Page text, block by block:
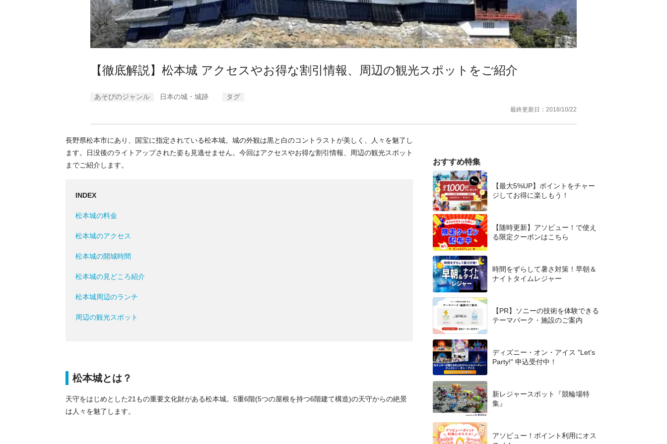
【徹底解説】松本城 アクセスやお得な割引情報、周辺の観光スポットをご紹介
あそびのジャンル 日本の城・城跡 タグ
最終更新日： 2018/10/22
長野県松本市にあり、国宝に指定されている松本城。城の外観は黒と白のコントラストが美しく、人々を魅了し
ます。日没後のライトアップされた姿も見逃せません。今回はアクセスやお得な割引情報、周辺の観光スポット
までご紹介します。
INDEX
松本城の料金
松本城のアクセス
松本城の開城時間
松本城の見どころ紹介
松本城周辺のランチ
周辺の観光スポット
松本城とは？
天守をはじめとした21もの重要文化財がある松本城。5重6階(5つの屋根を持つ6階建て構造)の天守からの絶景
は人々を魅了します。
おすすめ特集
【最大5%UP】ポイントをチャー
ジしてお得に楽しもう！
【随時更新】アソビュー！で使え
る限定クーポンはこちら
時間をずらして暑さ対策！早朝＆
ナイトタイムレジャー
【PR】ソニーの技術を体験できる
テーマパーク・施設のご案内
ディズニー・オン・アイス "Let's
Party!" 申込受付中！
新レジャースポット『競輪場特
集』
アソビュー！ポイント利用にオス